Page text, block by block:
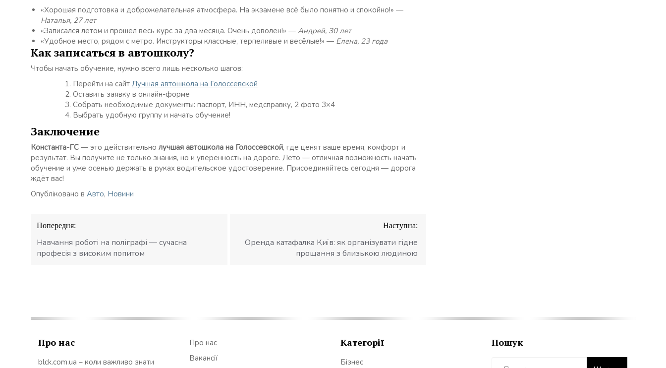
«Хорошая подготовка и доброжелательная атмосфера. На экзамене всё было понятно и спокойно!» —
Наталья, 27 лет
«Записался летом и прошёл весь курс за два месяца. Очень доволен!» — Андрей, 30 лет
«Удобное место, рядом с метро. Инструкторы классные, терпеливые и весёлые!» — Елена, 23 года
Как записаться в автошколу?
Чтобы начать обучение, нужно всего лишь несколько шагов:
Перейти на сайт Лучшая автошкола на Голоссевской
Оставить заявку в онлайн-форме
Собрать необходимые документы: паспорт, ИНН, медсправку, 2 фото 3×4
Выбрать удобную группу и начать обучение!
Заключение
Константа-ГС — это действительно лучшая автошкола на Голоссевской, где ценят ваше время, комфорт и
результат. Вы получите не только знания, но и уверенность на дороге. Лето — отличная возможность начать
обучение и уже осенью держать в руках водительское удостоверение. Присоединяйтесь сегодня — дорога
ждёт вас!
Опубліковано в Авто, Новини
Навігація
записів
Попередня:
Навчання роботі на поліграфі — сучасна
професія з високим попитом
Наступна:
Оренда катафалка Київ: як організувати гідне
прощання з близькою людиною
Про нас
blck.com.ua – коли важливо знати
Про нас
Вакансії
Категорії
Бізнес
Пошук